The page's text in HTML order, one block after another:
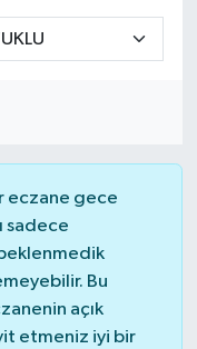
eczane gece
sadece
Bu
açık
etmeniz iyi bir